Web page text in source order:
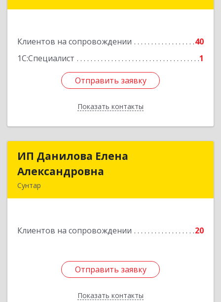
Клиентов на сопровождении
40
1С:Специалист
1
Отправить заявку
Показать контакты
Отправить заявку
Назад
ИП Данилова Елена
Александровна
Сунтар
Клиентов на сопровождении 20
Отправить заявку
Показать контакты
ИП Данилова Елена
Отправить заявку
Назад